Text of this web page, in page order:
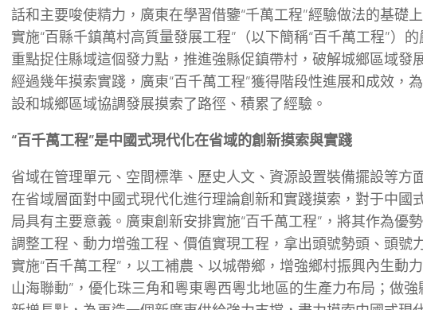
話和主要唆使精力，廣東在學習借鑒“千萬工程”經驗做法的基礎
實施“百縣千鎮萬村高質量發展工程”（以下簡稱“百千萬工程”）的
重點捉住縣域這個發力點，推進強縣促鎮帶村，破解城鄉區域發
經過幾年摸索實踐，廣東“百千萬工程”獲得階段性進展和成效，
設和城鄉區域協調發展摸索了路徑、積累了經驗。
“百千萬工程”是中國式現代化在省域的創新摸索與實踐
省域在管理單元、空間標準、歷史人文、資源設置裝備擺設等方
在省域層面對中國式現代化進行理論創新和實踐摸索，對于中國
局具有主要意義。廣東創新安排實施“百千萬工程”，將其作為優
調整工程、動力增強工程、價值實現工程，拿出頭號勢頭、頭號
實施“百千萬工程”，以工補農、以城帶鄉，增強鄉村振興內生動力
山海聯動”，優化珠三角和粵東粵西粵北地區的生產力布局；做